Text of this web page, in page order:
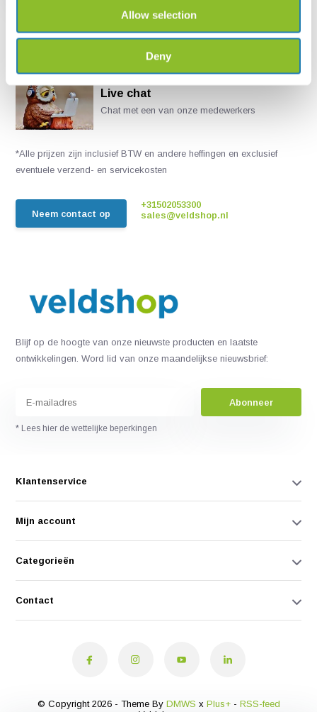
Allow selection
Deny
Live chat
Chat met een van onze medewerkers
*Alle prijzen zijn inclusief BTW en andere heffingen en exclusief
eventuele verzend- en servicekosten
Neem contact op
+31502053300
sales@veldshop.nl
Blijf op de hoogte van onze nieuwste producten en laatste
ontwikkelingen. Word lid van onze maandelijkse nieuwsbrief:
Abonneer
* Lees hier de wettelijke beperkingen
Klantenservice
Mijn account
Categorieën
Contact
© Copyright 2026 - Theme By DMWS x Plus+- RSS-feed